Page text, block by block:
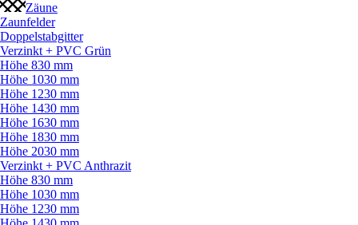
Zäune
Zaunfelder
Doppelstabgitter
Verzinkt + PVC Grün
Höhe 830 mm
Höhe 1030 mm
Höhe 1230 mm
Höhe 1430 mm
Höhe 1630 mm
Höhe 1830 mm
Höhe 2030 mm
Verzinkt + PVC Anthrazit
Höhe 830 mm
Höhe 1030 mm
Höhe 1230 mm